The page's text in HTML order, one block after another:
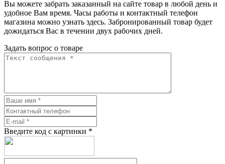
Вы можете забрать заказанный на сайте товар в любой день и
удобное Вам время. Часы работы и контактный телефон
магазина можно узнать здесь. Забронированный товар будет
дожидаться Вас в течении двух рабочих дней.
Задать вопрос о товаре
Введите код с картинки *